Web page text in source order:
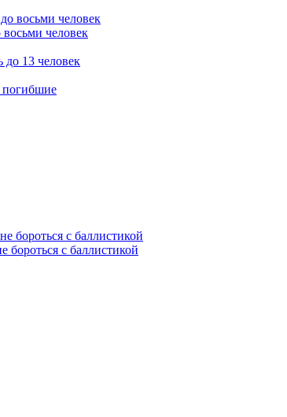
человек
до 13 человек
погибшие
бороться с баллистикой